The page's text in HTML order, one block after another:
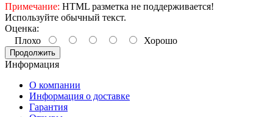
Примечание: HTML разметка не поддерживается!
Используйте обычный текст.
Оценка:
Плохо
Хорошо
Продолжить
Информация
О компании
Информация о доставке
Гарантия